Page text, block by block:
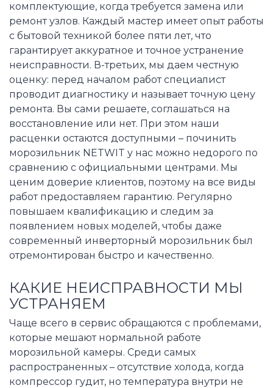
комплектующие, когда требуется замена или
ремонт узлов. Каждый мастер имеет опыт работы
с бытовой техникой более пяти лет, что
гарантирует аккуратное и точное устранение
неисправности. В-третьих, мы даем честную
оценку: перед началом работ специалист
проводит диагностику и называет точную цену
ремонта. Вы сами решаете, соглашаться на
восстановление или нет. При этом наши
расценки остаются доступными – починить
морозильник NETWIT у нас можно недорого по
сравнению с официальными центрами. Мы
ценим доверие клиентов, поэтому на все виды
работ предоставляем гарантию. Регулярно
повышаем квалификацию и следим за
появлением новых моделей, чтобы даже
современный инверторный морозильник был
отремонтирован быстро и качественно.
КАКИЕ НЕИСПРАВНОСТИ МЫ
УСТРАНЯЕМ
Чаще всего в сервис обращаются с проблемами,
которые мешают нормальной работе
морозильной камеры. Среди самых
распространенных – отсутствие холода, когда
компрессор гудит, но температура внутри не